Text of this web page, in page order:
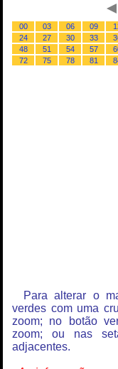
00 03 06 09
24
27 30 33
48
51 54 57
72
75 78 81
Para alterar o
verdes com uma
zoom; no botão
zoom; ou nas
adjacentes.